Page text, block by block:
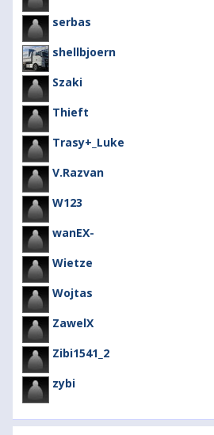
serbas
shellbjoern
Szaki
Thieft
Trasy+_Luke
V.Razvan
W123
wanEX-
Wietze
Wojtas
ZawelX
Zibi1541_2
zybi